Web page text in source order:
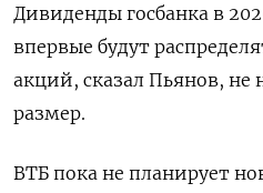
Дивиденды госбанка в
впервые будут
акций, сказал Пьянов,
размер.
ВТБ пока не ​планирует